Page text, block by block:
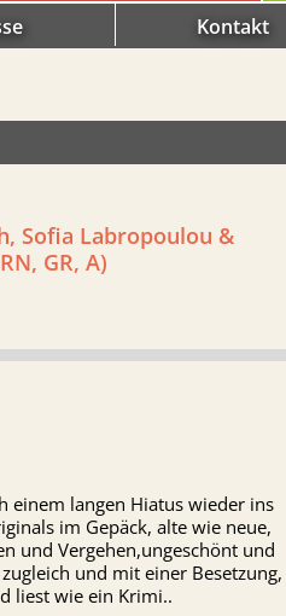
Kontakt
Sofia Labropoulou &
GR, A)
einem langen Hiatus wieder ins
im Gepäck, alte wie neue,
und Vergehen,ungeschönt und
und mit einer Besetzung,
liest wie ein Krimi..